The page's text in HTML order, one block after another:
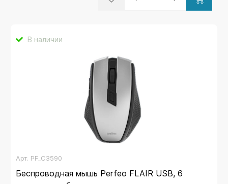
В наличии
Арт. PF_C3590
Беспроводная мышь Perfeo FLAIR USB, 6